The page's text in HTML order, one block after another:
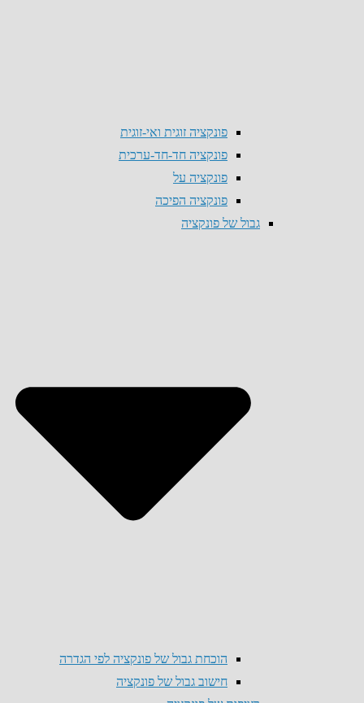
פונקציה זוגית ואי-זוגית
פונקציה חד-חד-ערכית
פונקציה על
פונקציה הפיכה
גבול של פונקציה
הוכחת גבול של פונקציה לפי הגדרה
חישוב גבול של פונקציה